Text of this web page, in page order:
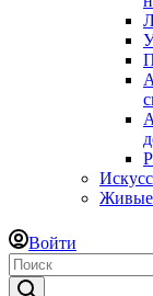
Живые
Войти